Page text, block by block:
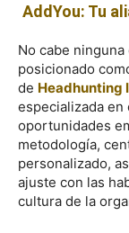
AddYou: Tu
No cabe ninguna
posicionado
de Headhunting
especializada
oportunidades
metodología,
personalizado,
ajuste con las
cultura de la